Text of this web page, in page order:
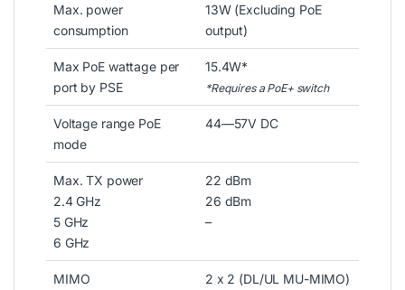
Max. power
consumption
13W (Excluding PoE
output)
Max PoE wattage per
port by PSE
15.4W*
*Requires a PoE+ switch
Voltage range PoE
mode
44—57V DC
Max. TX power
2.4 GHz
5 GHz
6 GHz
22 dBm
26 dBm
–
MIMO
2 x 2 (DL/UL MU-MIMO)